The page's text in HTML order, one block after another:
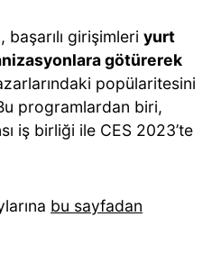
girişimleri yurt
götürerek
popülaritesini
programlardan biri,
iş birliği ile CES 2023’te
bu sayfadan